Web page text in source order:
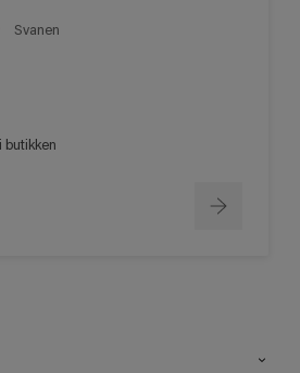
Svanen
butikken